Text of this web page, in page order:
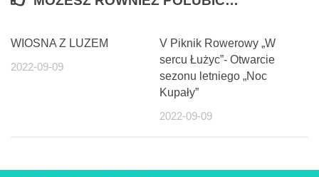
WIOSNA Z LUZEM
2022-09-09
V Piknik Rowerowy „W
sercu Łużyc”- Otwarcie
sezonu letniego „Noc
Kupały”
2022-09-09